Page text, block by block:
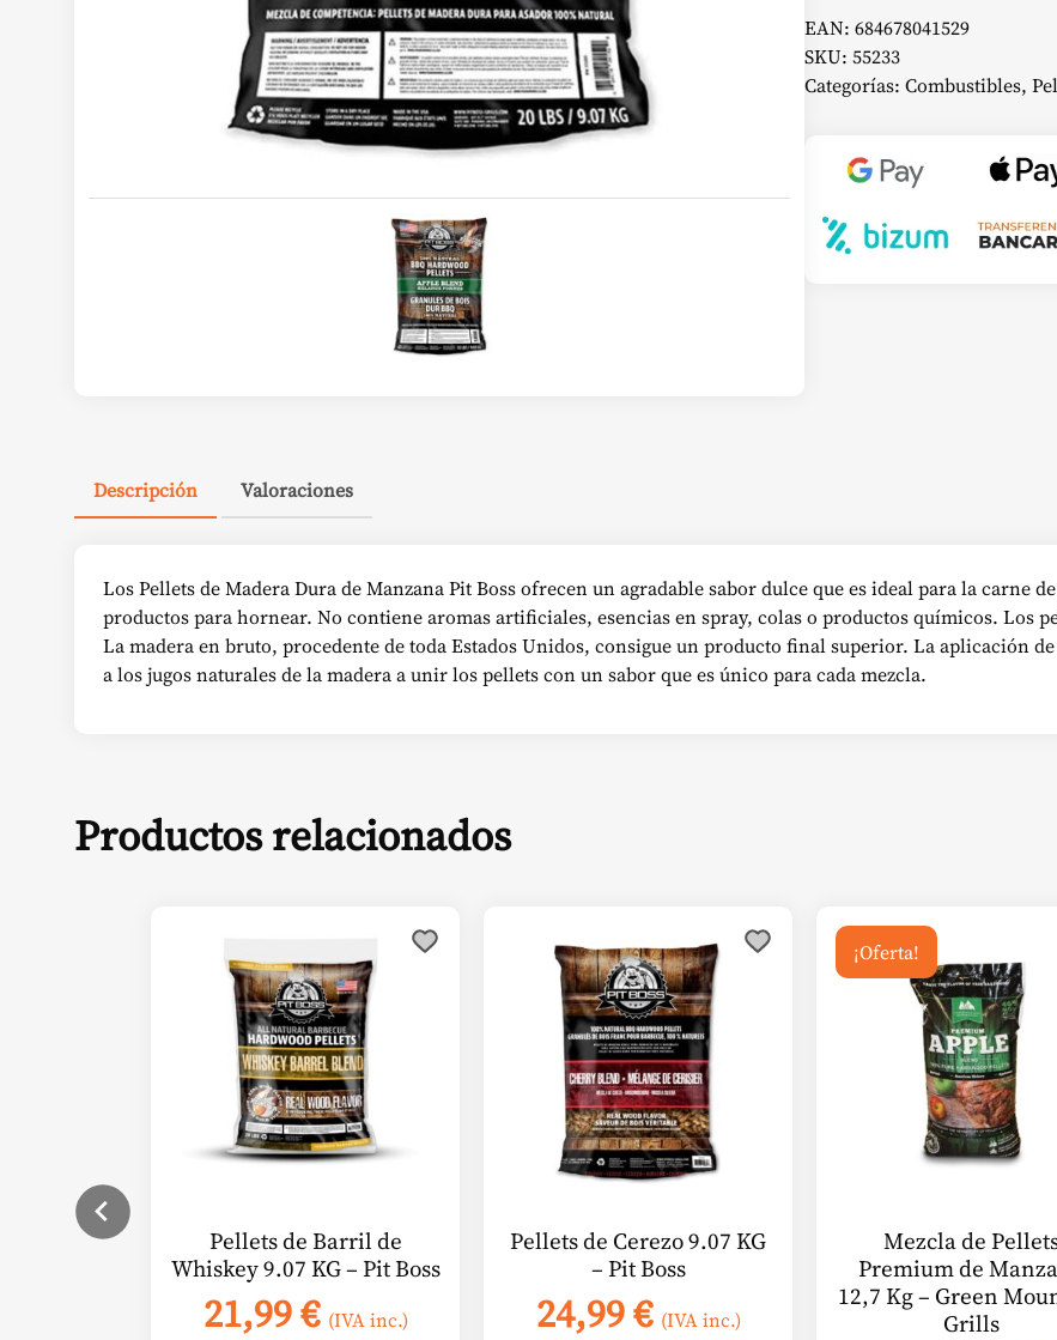
cantidad
EAN: 684678041529
SKU: 55233
Categorías: Combustibles,
Descripción Valoraciones
Los Pellets de Madera Dura de Manzana Pit Boss ofrecen un agradable sabor dulce que es ideal para la carne
productos para hornear. No contiene aromas artificiales, esencias en spray, colas o productos químicos. Los
La madera en bruto, procedente de toda Estados Unidos, consigue un producto final superior. La aplicación
a los jugos naturales de la madera a unir los pellets con un sabor que es único para cada mezcla.
Productos relacionados
Pellets de Barril de
Whiskey 9.07 KG – Pit Boss
21,99€ (IVA inc.)
Pellets de Cerezo 9.07 KG
– Pit Boss
24,99€ (IVA inc.)
¡Oferta!
Mezcla de
Premium de
12,7 Kg – Green
Grills